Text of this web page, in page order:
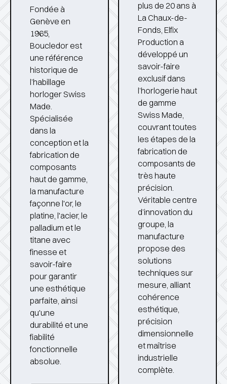
Fondée à
Genève en
1965,
Boucledor est
une référence
historique de
l’habillage
horlogerSwiss
Made.
Spécialisée
dans la
conception et la
fabrication de
composants
haut de gamme,
la manufacture
façonne l'or, le
platine, l'acier, le
palladium et le
titane avec
finesse et
savoir-faire
pour garantir
une esthétique
parfaite, ainsi
qu'une
durabilité et une
fiabilité
fonctionnelle
absolue.
plus de 20 ans à
La Chaux-de-
Fonds, Elfix
Production a
développé un
savoir-faire
exclusif dans
l’horlogerie haut
de gamme
Swiss Made,
couvrant toutes
les étapes de la
fabrication de
composants de
très haute
précision.
Véritable centre
d’innovation du
groupe, la
manufacture
propose des
solutions
techniques sur
mesure, alliant
cohérence
esthétique,
précision
dimensionnelle
et maîtrise
industrielle
complète.